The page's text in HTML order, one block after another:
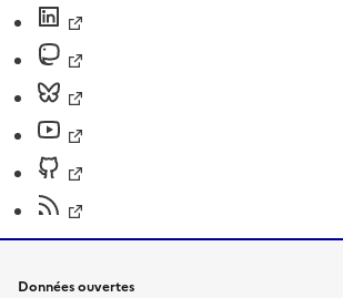
Données ouvertes